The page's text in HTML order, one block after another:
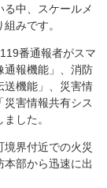
中、スケールメ
みです。
番通報者がスマ
通報機能」、消防
送機能」、災害情
害情報共有シス
した。
境界付近での火災
部から迅速に出